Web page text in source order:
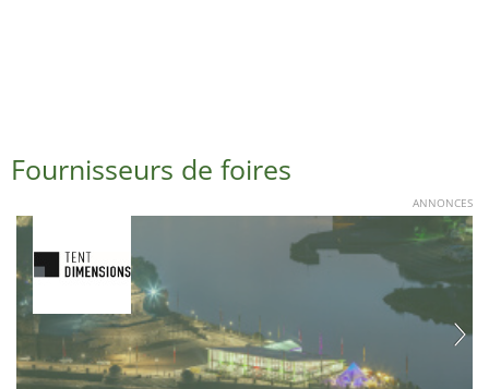
Fournisseurs de foires
ANNONCES